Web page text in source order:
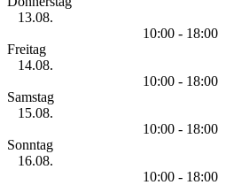
13.08.
10:00 - 18:00
Freitag
14.08.
10:00 - 18:00
Samstag
15.08.
10:00 - 18:00
Sonntag
16.08.
10:00 - 18:00